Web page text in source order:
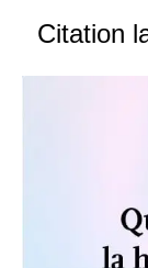
Citation